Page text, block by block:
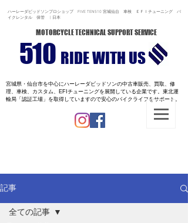
ハーレーダビッドソンプロショップ FIVE TEN510 宮城仙台 車検 ＥＦＩチューニング バ
イクレンタル 保管 | 日本
MOTORCYCLE TECHNICAL SUPPORT SERVICE
510 RIDE WITH US
宮城県・仙台市を中心にハーレーダビッドソンの中古車販売、買取、修
理、車検、カスタム、EFIチューニングを展開している企業です。 東北運
輸局「認証工場」を取得していますので安心のバイクライフをサポート。
記事
全ての記事